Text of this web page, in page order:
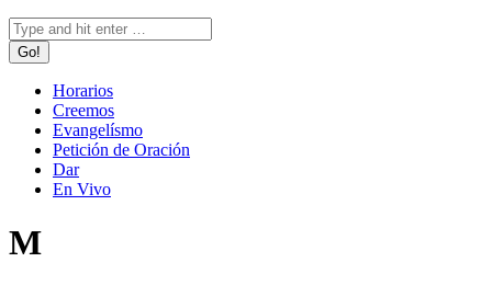
Search:
Horarios
Creemos
Evangelísmo
Petición de Oración
Dar
En Vivo
M